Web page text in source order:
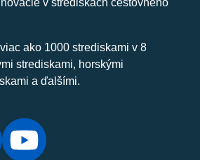
v strediskách cestovného
ako 1000 strediskami v 8
strediskami, horskými
a ďalšími.